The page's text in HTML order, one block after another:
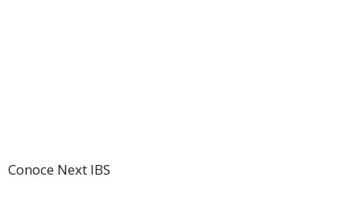
Conoce Next IBS